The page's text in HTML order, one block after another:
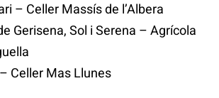
– Celler Massís de l’Albera
Gerisena, Sol i Serena – Agrícola
Celler Mas Llunes